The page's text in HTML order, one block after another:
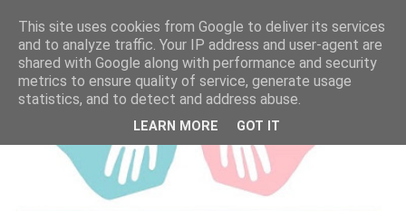
This site uses cookies from Google to deliver its services
and to analyze traffic. Your IP address and user-agent are
shared with Google along with performance and security
metrics to ensure quality of service, generate usage
statistics, and to detect and address abuse.
LEARN MORE GOT IT